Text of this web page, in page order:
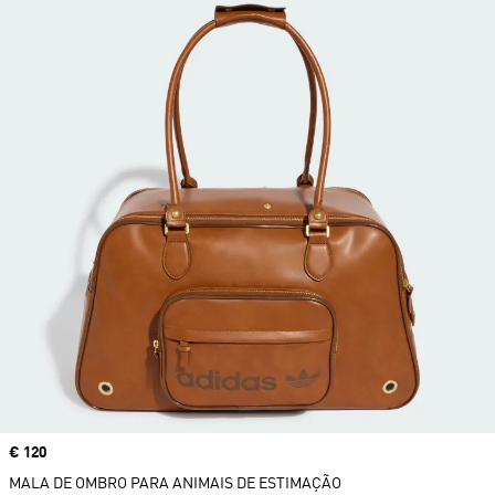
Price
€ 120
MALA DE OMBRO PARA ANIMAIS DE ESTIMAÇÃO